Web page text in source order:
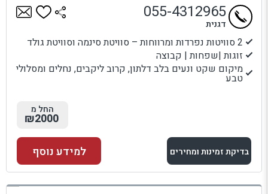
2 סוויטות נפרדות ומרווחות – סוויטת סינמה וסוויטת גולד
זוגות |שפחות | קבוצה
מיקום שקט ונעים בלב דלתון, קרוב ליקבים, נחלים ומסלולי
טבע
055-4312965
דגנית
החל מ
₪2000
בדיקת זמינות ומחירים
למתחם זה
למידע נוסף